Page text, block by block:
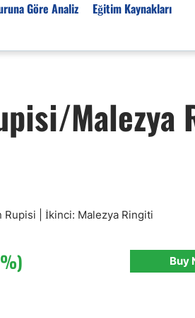
Göre Analiz Eğitim Kaynakları
Malezya
| İkinci: Malezya Ringiti
Buy